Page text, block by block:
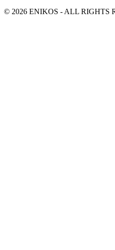
© 2026 ENIKOS - ALL RIGHTS